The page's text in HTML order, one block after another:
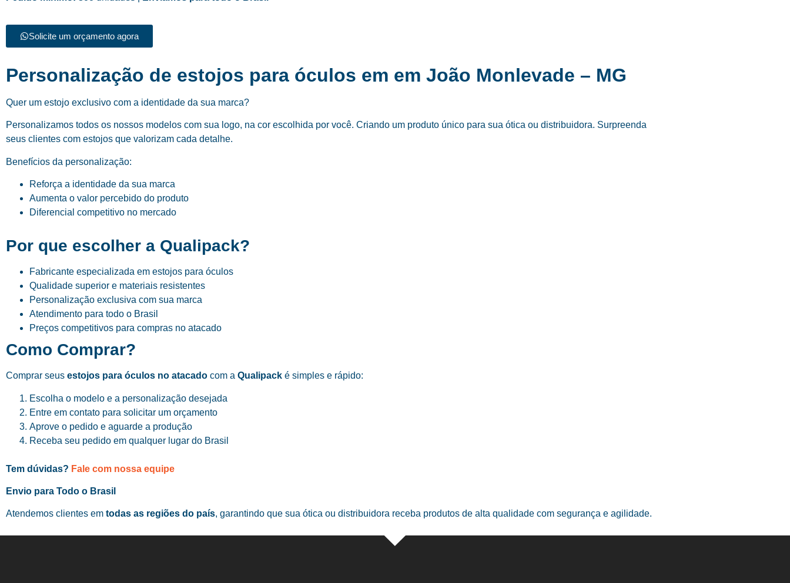
Solicite um orçamento agora
Personalização de estojos para óculos em em João Monlevade – MG
Quer um estojo exclusivo com a identidade da sua marca?
Personalizamos todos os nossos modelos com sua logo, na cor escolhida por você. Criando um produto único para sua ótica ou distribuidora. Surpreenda
seus clientes com estojos que valorizam cada detalhe.
Benefícios da personalização:
Reforça a identidade da sua marca
Aumenta o valor percebido do produto
Diferencial competitivo no mercado
Por que escolher a Qualipack?
Fabricante especializada em estojos para óculos
Qualidade superior e materiais resistentes
Personalização exclusiva com sua marca
Atendimento para todo o Brasil
Preços competitivos para compras no atacado
Como Comprar?
Comprar seus estojos para óculos no atacado com a Qualipack é simples e rápido:
Escolha o modelo e a personalização desejada
Entre em contato para solicitar um orçamento
Aprove o pedido e aguarde a produção
Receba seu pedido em qualquer lugar do Brasil
Tem dúvidas? Fale com nossa equipe
Envio para Todo o Brasil
Atendemos clientes em todas as regiões do país, garantindo que sua ótica ou distribuidora receba produtos de alta qualidade com segurança e agilidade.